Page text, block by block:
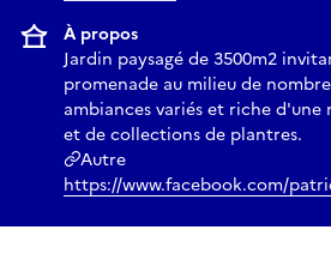
À propos
Jardin paysagé de 3500m2
promenade au milieu de
ambiances variés et riche d'une
et de collections de plantres.
Autre
https://www.facebook.com/